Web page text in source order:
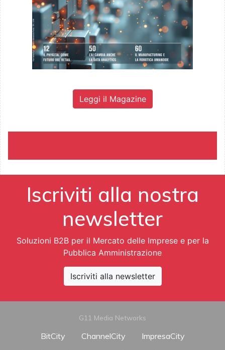
Leggi il Magazine
Iscriviti alla nostra
newsletter
Soluzioni B2B per il Mercato delle Imprese e per la
Pubblica Amministrazione
Iscriviti alla newsletter
G11 Media Networks
BitCity ChannelCity
ImpresaCity